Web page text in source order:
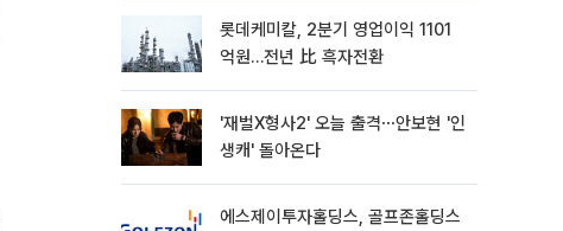
롯데케미칼, 2분기 영업이익 1101
억원…전년 比 흑자전환
'재벌X형사2' 오늘 출격⋯안보현 '인
생캐' 돌아온다
에스제이투자홀딩스, 골프존홀딩스